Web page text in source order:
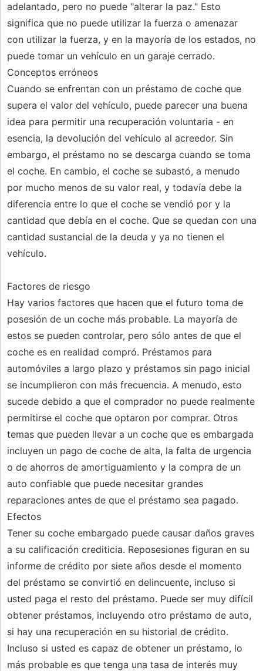
adelantado, pero no puede "alterar la paz." Esto
significa que no puede utilizar la fuerza o amenazar
con utilizar la fuerza, y en la mayoría de los estados, no
puede tomar un vehículo en un garaje cerrado.
Conceptos erróneos
Cuando se enfrentan con un préstamo de coche que
supera el valor del vehículo, puede parecer una buena
idea para permitir una recuperación voluntaria - en
esencia, la devolución del vehículo al acreedor. Sin
embargo, el préstamo no se descarga cuando se toma
el coche. En cambio, el coche se subastó, a menudo
por mucho menos de su valor real, y todavía debe la
diferencia entre lo que el coche se vendió por y la
cantidad que debía en el coche. Que se quedan con una
cantidad sustancial de la deuda y ya no tienen el
vehículo.
Factores de riesgo
Hay varios factores que hacen que el futuro toma de
posesión de un coche más probable. La mayoría de
estos se pueden controlar, pero sólo antes de que el
coche es en realidad compró. Préstamos para
automóviles a largo plazo y préstamos sin pago inicial
se incumplieron con más frecuencia. A menudo, esto
sucede debido a que el comprador no puede realmente
permitirse el coche que optaron por comprar. Otros
temas que pueden llevar a un coche que es embargada
incluyen un pago de coche de alta, la falta de urgencia
o de ahorros de amortiguamiento y la compra de un
auto confiable que puede necesitar grandes
reparaciones antes de que el préstamo sea pagado.
Efectos
Tener su coche embargado puede causar daños graves
a su calificación crediticia. Reposesiones figuran en su
informe de crédito por siete años desde el momento
del préstamo se convirtió en delincuente, incluso si
usted paga el resto del préstamo. Puede ser muy difícil
obtener préstamos, incluyendo otro préstamo de auto,
si hay una recuperación en su historial de crédito.
Incluso si usted es capaz de obtener un préstamo, lo
más probable es que tenga una tasa de interés muy